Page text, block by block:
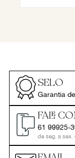
SELO
Garantia
FALE
61 99925-
de seg. a sex.